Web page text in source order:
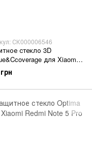
СК000006546
стекло 3D
для Xiaomi
Note 5 Pro black